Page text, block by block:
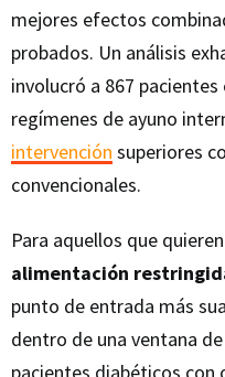
mejores efectos
probados. Un análisis
involucró a 867
regímenes de ayuno
intervención superiores
convencionales.
Para aquellos que
alimentación
punto de entrada más
dentro de una ventana
pacientes diabéticos con